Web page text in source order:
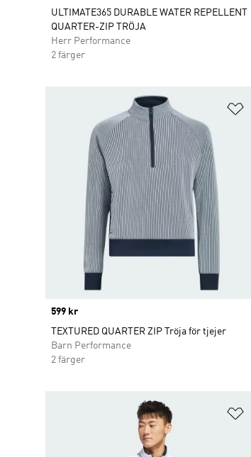
ULTIMATE365 DURABLE WATER REPELLENT
QUARTER-ZIP TRÖJA
Herr Performance
2 färger
Price
599 kr
TEXTURED QUARTER ZIP Tröja för tjejer
Barn Performance
2 färger